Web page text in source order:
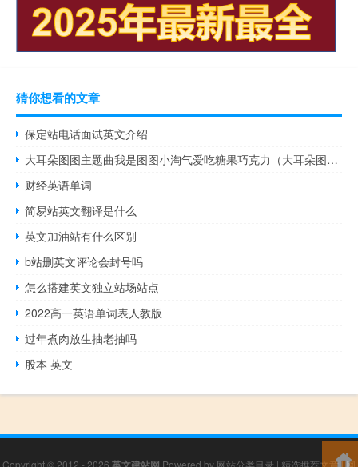
猜你想看的文章
保定站电话面试英文介绍
大耳朵图图主题曲我是图图小淘气爱吃糖果巧克力（大耳朵图图主题曲我是图图小淘气）
财经英语单词
简易站英文翻译是什么
英文加油站有什么区别
b站删英文评论会封号吗
怎么搭建英文独立站场站点
2022高一英语单词表人教版
过年煮肉放生抽老抽吗
股本 英文
Copyright © 2012 - 2026 Powered by 网站分类目录 | 精选推荐文章|网